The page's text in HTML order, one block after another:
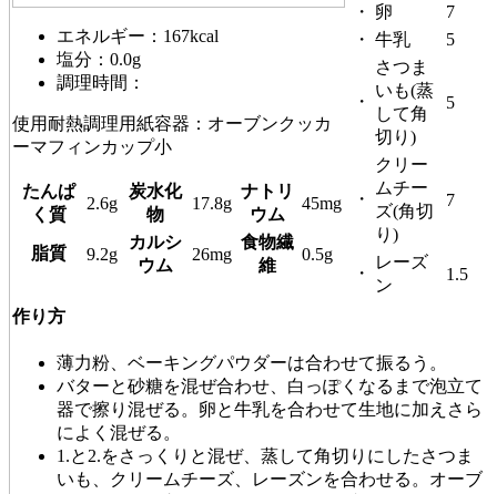
エネルギー：167kcal
塩分：0.0g
調理時間：
使用耐熱調理用紙容器：オーブンクッカ
ーマフィンカップ小
たんぱ
く質
2.6g
炭水化
物
17.8g
ナトリ
ウム
45mg
脂質 9.2g
カルシ
ウム
26mg
食物繊
維
0.5g
・
卵
7
・ 牛乳 5
・
さつま
いも(蒸
して角
切り)
5
・
クリー
ムチー
ズ(角切
り)
7
・
レーズ
ン
1.5
作り方
薄力粉、ベーキングパウダーは合わせて振るう。
バターと砂糖を混ぜ合わせ、白っぽくなるまで泡立て
器で擦り混ぜる。卵と牛乳を合わせて生地に加えさら
によく混ぜる。
1.と2.をさっくりと混ぜ、蒸して角切りにしたさつま
いも、クリームチーズ、レーズンを合わせる。オーブ